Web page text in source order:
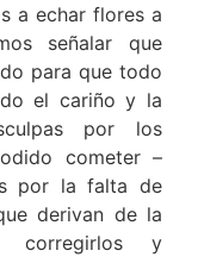
a echar flores a
señalar que
para que todo
el cariño y la
por los
cometer –
por la falta de
derivan de la
corregirlos y